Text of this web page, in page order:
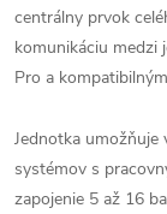
centrálny prvok
komunikáciu medzi
Pro a
Jednotka umožňuje
systémov s
zapojenie 5 až 16